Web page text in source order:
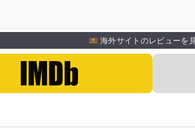
海外サイトのレビューを